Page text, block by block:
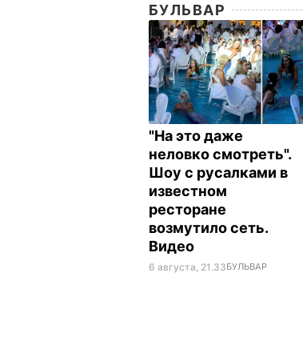
БУЛЬВАР
"На это даже
неловко смотреть".
Шоу с русалками в
известном
ресторане
возмутило сеть.
Видео
6 августа, 21.33БУЛЬВАР